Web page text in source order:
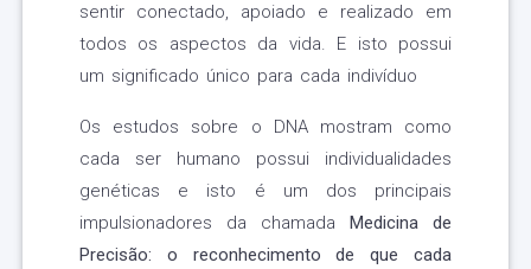
sentir conectado, apoiado e realizado em
todos os aspectos da vida. E isto possui
um significado único para cada indivíduo
Os estudos sobre o DNA mostram como
cada ser humano possui individualidades
genéticas e isto é um dos principais
impulsionadores da chamada Medicina de
Precisão: o reconhecimento de que cada